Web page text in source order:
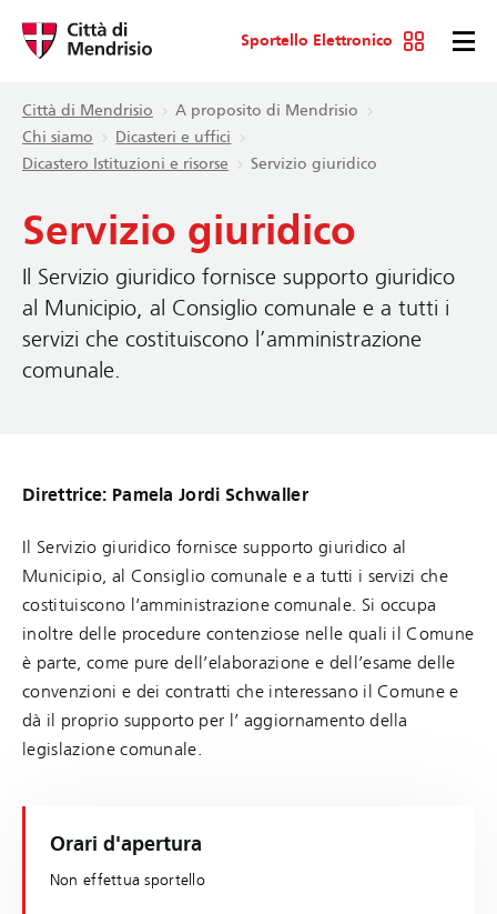
Sportello Elettronico
Città di Mendrisio
A proposito di Mendrisio
Chi siamo
Dicasteri e uffici
Dicastero Istituzioni e risorse
Servizio giuridico
Servizio giuridico
Il Servizio giuridico fornisce supporto giuridico
al Municipio, al Consiglio comunale e a tutti i
servizi che costituiscono l’amministrazione
comunale.
Direttrice: Pamela Jordi Schwaller
Il Servizio giuridico fornisce supporto giuridico al
Municipio, al Consiglio comunale e a tutti i servizi che
costituiscono l’amministrazione comunale. Si occupa
inoltre delle procedure contenziose nelle quali il Comune
è parte, come pure dell’elaborazione e dell’esame delle
convenzioni e dei contratti che interessano il Comune e
dà il proprio supporto per l’ aggiornamento della
legislazione comunale.
Orari d'apertura
Non effettua sportello